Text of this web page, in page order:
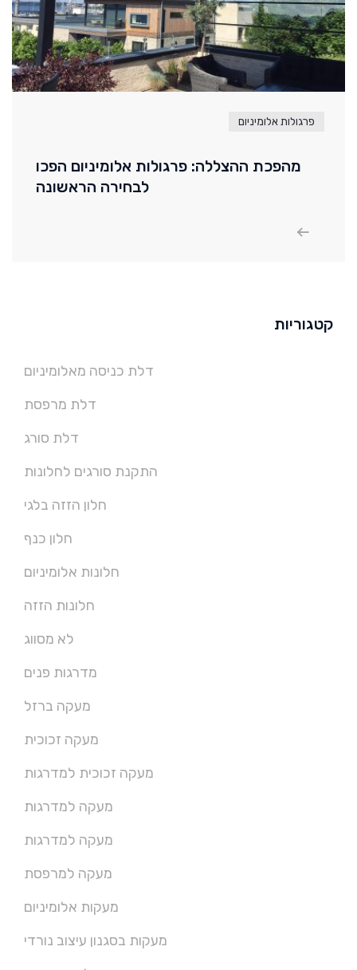
פרגולות אלומיניום
מהפכת ההצללה: פרגולות אלומיניום הפכו
לבחירה הראשונה
קטגוריות
דלת כניסה מאלומיניום
דלת מרפסת
דלת סורג
התקנת סורגים לחלונות
חלון הזזה בלגי
חלון כנף
חלונות אלומיניום
חלונות הזזה
לא מסווג
מדרגות פנים
מעקה ברזל
מעקה זכוכית
מעקה זכוכית למדרגות
מעקה למדרגות
מעקה למדרגות
מעקה למרפסת
מעקות אלומיניום
מעקות בסגנון עיצוב נורדי